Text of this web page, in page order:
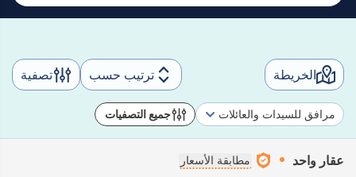
الخريطة ترتيب حسب تصفية
مرافق للسيدات والعائلات جميع التصفيات
عقار واحد مطابقة الأسعار